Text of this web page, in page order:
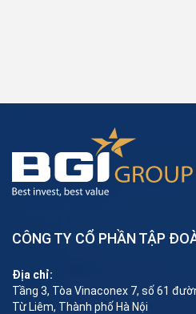
CÔNG TY CỔ PHẦN TẬP
Địa chỉ:
Tầng 3, Tòa Vinaconex 7, số 61
Từ Liêm, Thành phố Hà Nội